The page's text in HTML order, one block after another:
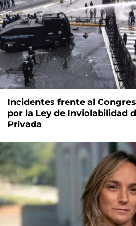
Incidentes frente al
por la Ley de Inviolabilidad
Privada